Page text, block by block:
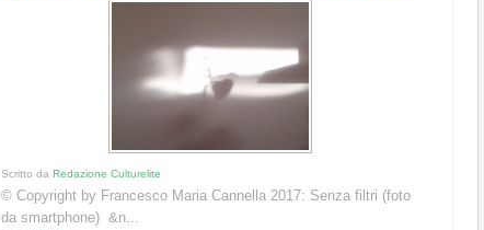
Scritto daRedazione Culturelite
© Copyright by Francesco Maria Cannella 2017: Senza filtri (foto
da smartphone) &n...